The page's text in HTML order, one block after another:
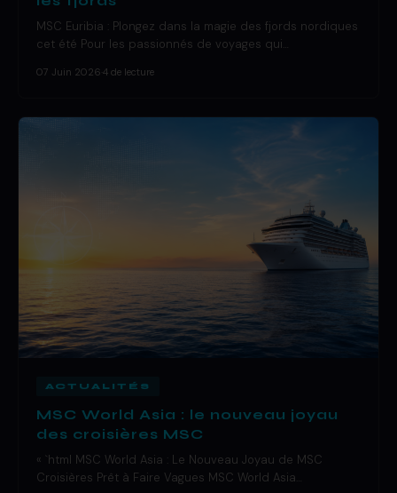
MSC Euribia : Plongez dans la magie des fjords nordiques
cet été Pour les passionnés de voyages qui…
07 Juin 2026 4 de lecture
ACTUALITÉS
MSC World Asia : le nouveau joyau
des croisières MSC
« `html MSC World Asia : Le Nouveau Joyau de MSC
Croisières Prêt à Faire Vagues MSC World Asia…